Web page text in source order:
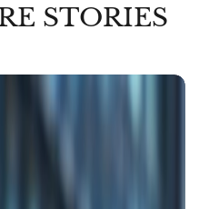
STORIES